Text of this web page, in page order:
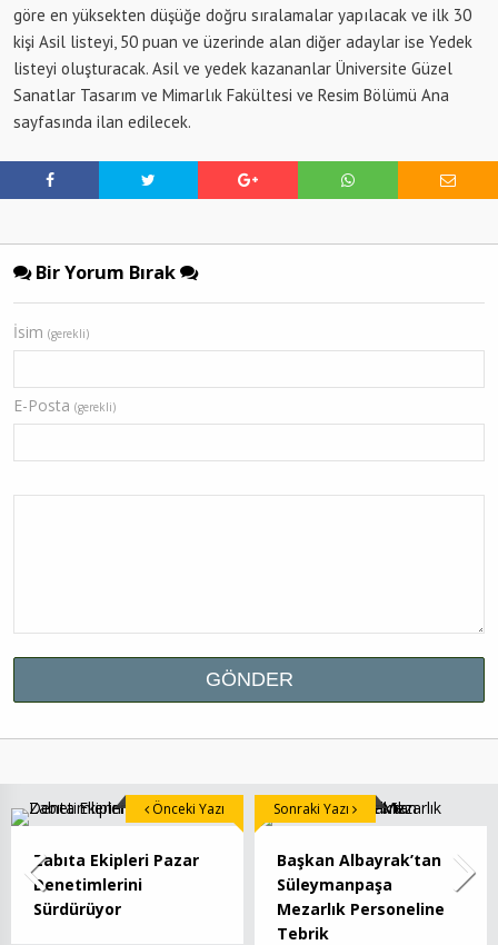
göre en yüksekten düşüğe doğru sıralamalar yapılacak ve ilk 30
kişi Asil listeyi, 50 puan ve üzerinde alan diğer adaylar ise Yedek
listeyi oluşturacak. Asil ve yedek kazananlar Üniversite Güzel
Sanatlar Tasarım ve Mimarlık Fakültesi ve Resim Bölümü Ana
sayfasında ilan edilecek.
Bir Yorum Bırak
İsim (gerekli)
E-Posta (gerekli)
Zabıta Ekipleri Pazar
Denetimlerini
Sürdürüyor
Önceki Yazı
Başkan Albayrak’tan
Süleymanpaşa
Mezarlık Personeline
Tebrik
Sonraki Yazı